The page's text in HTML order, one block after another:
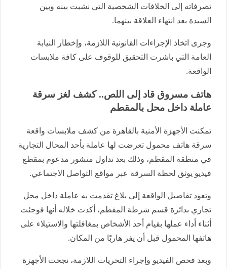
تصرفاته إلى الخلافات الشخصية التي نشبت بينه وبين
السيدة بعد انتهاء العلاقة بينهما.
وجرى اتخاذ الإجراءات القانونية اللازمة، وإخطار النيابة
العامة التي باشرت التحقيق للوقوف على كافة ملابسات
الواقعة.
هاتف مسروق قاد إلى اللص.. كشف لغز سرقة
عاملة داخل محل بالمقطم
تمكنت الأجهزة الأمنية بالقاهرة من كشف ملابسات واقعة
سرقة هاتف محمول تعرضت لها عاملة بأحد المحال التجارية
في منطقة المقطم، وذلك بعد تداول منشور مدعوم بمقطع
فيديو يوثق لحظة السرقة عبر مواقع التواصل الاجتماعي.
وتعود تفاصيل الواقعة إلى بلاغ تقدمت به عاملة داخل محل
تجاري بدائرة قسم شرطة المقطم، أكدت خلاله أنها فوجئت
أثناء أداء عملها بقيام أحد الأشخاص بمغافلتها والاستيلاء على
هاتفها المحمول قبل أن يفر هاربًا من المكان.
وبعد فحص الفيديو وإجراء التحريات اللازمة، نجحت الأجهزة